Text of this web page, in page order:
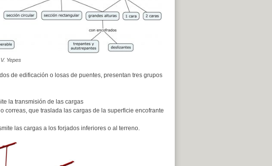
Yepes
de edificación o losas de puentes, presentan tres grupos
la transmisión de las cargas
correas, que traslada las cargas de la superficie encofrante
las cargas a los forjados inferiores o al terreno.